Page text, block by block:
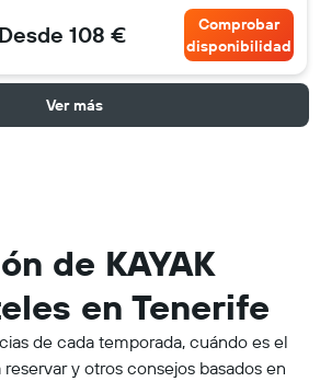
Desde 108 €
Comprobar
disponibilidad
Ver más
de KAYAK
en Tenerife
de cada temporada, cuándo es el
y otros consejos basados en